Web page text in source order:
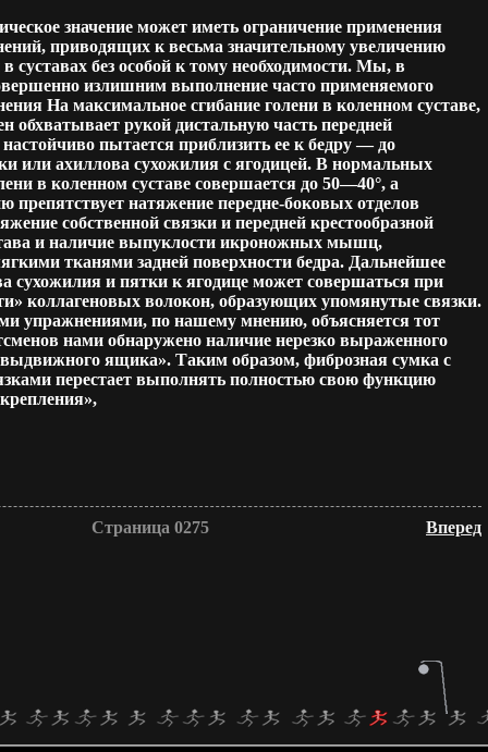
значение может иметь ограничение применения
приводящих к весьма значительному увеличению
суставах без особой к тому необходимости. Мы, в
излишним выполнение часто применяемого
На максимальное сгибание голени в коленном суставе,
обхватывает рукой дистальную часть передней
пытается приблизить ее к бедру — до
или ахиллова сухожилия с ягодицей. В нормальных
в коленном суставе совершается до 50—40°, а
препятствует натяжение передне-боковых отделов
собственной связки и передней крестообразной
и наличие выпуклости икроножных мышц,
тканями задней поверхности бедра. Дальнейшее
сухожилия и пятки к ягодице может совершаться при
коллагеновых волокон, образующих упомянутые связки.
упражнениями, по нашему мнению, объясняется тот
нами обнаружено наличие нерезко выраженного
ящика». Таким образом, фиброзная сумка с
перестает выполнять полностью свою функцию
Страница 0275 Вперед